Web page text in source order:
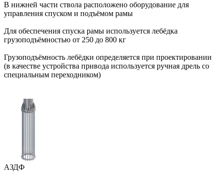
В нижней части ствола расположено оборудование для
управления спуском и подъёмом рамы
Для обеспечения спуска рамы используется лебёдка
грузоподъёмностью от 250 до 800 кг
Грузоподъёмность лебёдки определяется при проектировании
(в качестве устройства привода используется ручная дрель со
специальным переходником)
АЗДФ